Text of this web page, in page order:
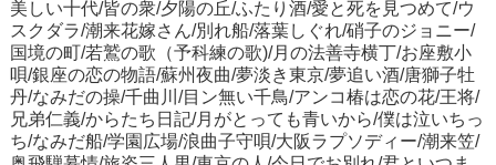
美しい十代/皆の衆/夕陽の丘/ふたり酒/愛と死を見つめて/ウ
スクダラ/潮来花嫁さん/別れ船/落葉しぐれ/硝子のジョニー/
国境の町/若鷲の歌（予科練の歌)/月の法善寺横丁/お座敷小
唄/銀座の恋の物語/蘇州夜曲/夢淡き東京/夢追い酒/唐獅子牡
丹/なみだの操/千曲川/目ン無い千鳥/アンコ椿は恋の花/王将/
兄弟仁義/からたち日記/月がとっても青いから/僕は泣いちっ
ち/なみだ船/学園広場/浪曲子守唄/大阪ラプソディー/潮来笠/